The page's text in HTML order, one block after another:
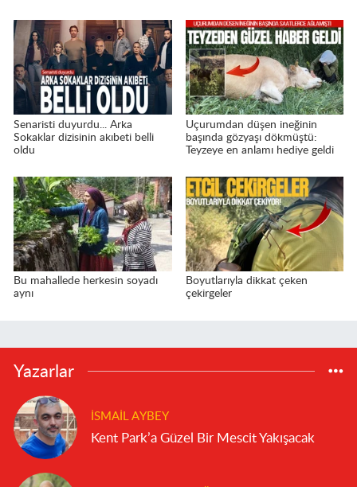
Senaristi duyurdu... Arka
Sokaklar dizisinin akıbeti belli
oldu
Uçurumdan düşen ineğinin
başında gözyaşı dökmüştü:
Teyzeye en anlamı hediye geldi
Bu mahallede herkesin soyadı
aynı
Boyutlarıyla dikkat çeken
çekirgeler
Yazarlar
İSMAIL AYBEY
Kent Park’a Güzel Bir Mescit Yakışacak